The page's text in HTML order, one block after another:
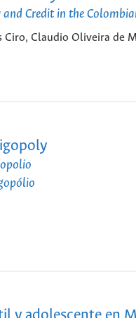
Credit in the
Ciro, Claudio Oliveira de